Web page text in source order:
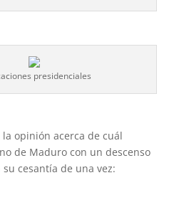
presidenciales
opinión acerca de cuál
de Maduro con un descenso
cesantía de una vez: